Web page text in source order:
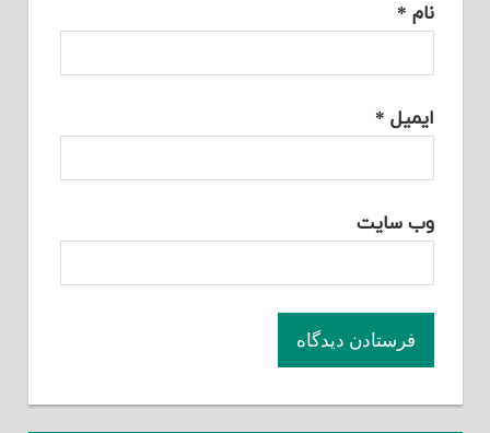
نام *
ایمیل *
وب‌ سایت